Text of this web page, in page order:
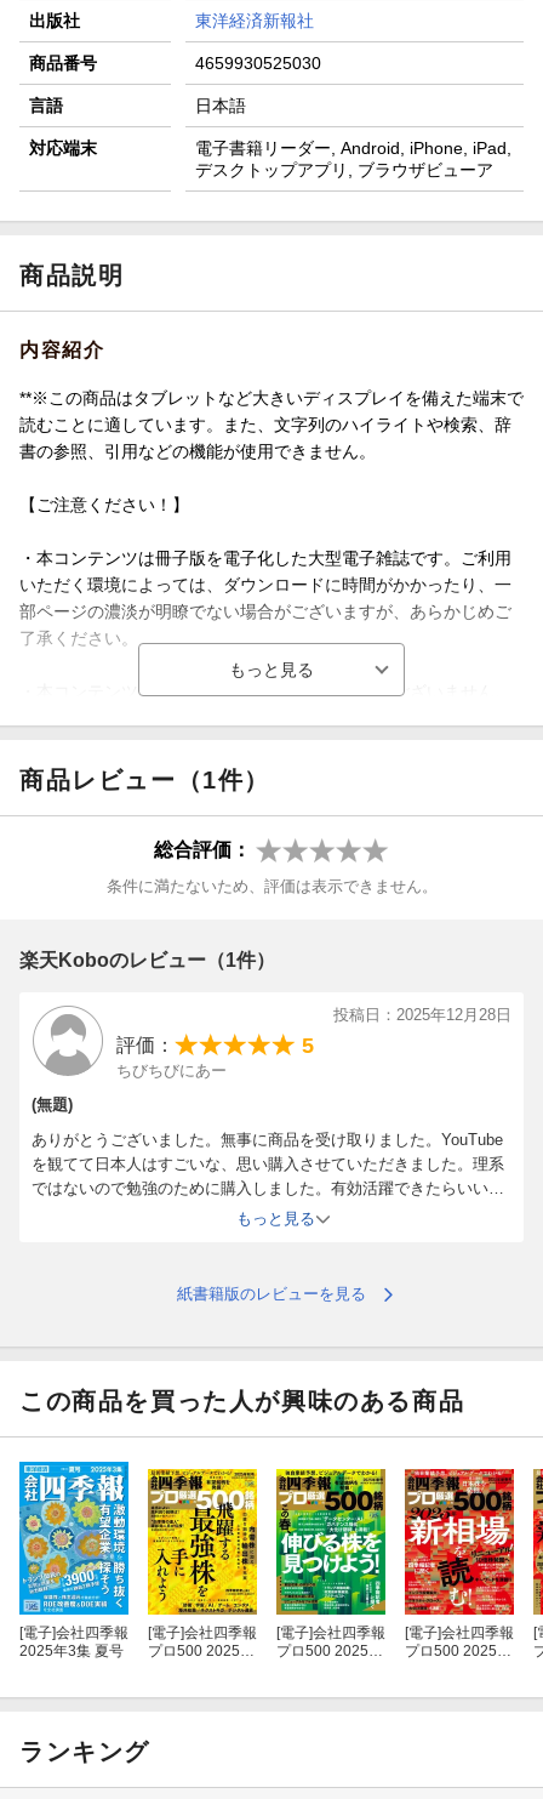
出版社 東洋経済新報社
商品番号 4659930525030
言語 日本語
対応端末
電子書籍リーダー, Android, iPhone, iPad,
デスクトップアプリ, ブラウザビューア
商品説明
内容紹介
**※この商品はタブレットなど大きいディスプレイを備えた端末で
読むことに適しています。また、文字列のハイライトや検索、辞
書の参照、引用などの機能が使用できません。
【ご注意ください！】
・本コンテンツは冊子版を電子化した大型電子雑誌です。ご利用
いただく環境によっては、ダウンロードに時間がかかったり、一
部ページの濃淡が明瞭でない場合がございますが、あらかじめご
了承ください。
・本コンテンツに社名や収録情報での検索機能はございません。
独自業績予想、ビジュアルデータでわかる！
徹底分析で有望銘柄を発掘！
注目の相場テーマを徹底解説 関連銘柄リストも大公開
防災にDX、食品・・・ 内需銘柄に脚光
「インフラ投資／内需関
連」
自動運転、ペロブスカイト太陽電池・・・「注目技術」もチェッ
ク
ホットなキーワードを深掘り
基本からわかる！ポートフォリオ投資法
リニューアル徹底活用術10倍株の見つけ方
四季報記者に聞く
いま注目の業界＆企業は！？
全上場銘柄の「理論株価＆業績進捗率＆割安度」大診断
商品レビュー（1件）
総合評価：
条件に満たないため、評価は表示できません。
楽天Koboのレビュー（1件）
投稿日：2025年12月28日
評価： 5
ちびちびにあー
(無題)
ありがとうございました。無事に商品を受け取りました。YouTube
を観てて日本人はすごいな、思い購入させていただきました。理系
ではないので勉強のために購入しました。有効活躍できたらいい
もっと見る
紙書籍版のレビューを見る
この商品を買った人が興味のある商品
[電子]会社四季報
2025年3集 夏号
[電子]会社四季報
プロ500 2025年
[電子]会社四季報
プロ500 2025年
[電子]会社四季報
プロ500 2025年
[
ランキング